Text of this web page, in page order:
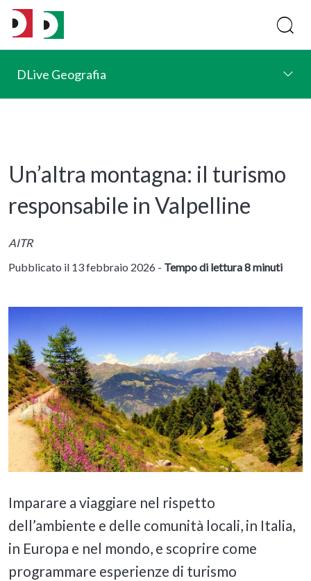
DLive Geografia
Un’altra montagna: il turismo
responsabile in Valpelline
AITR
Pubblicato il 13 febbraio 2026 - Tempo di lettura 8 minuti
Imparare a viaggiare nel rispetto
dell’ambiente e delle comunità locali, in Italia,
in Europa e nel mondo, e scoprire come
programmare esperienze di turismo